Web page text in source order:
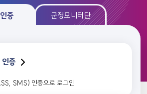
증 군정모니터단
증
SMS) 인증으로 로그인